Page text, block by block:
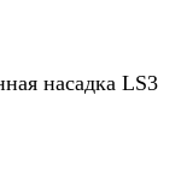
насадка LS3